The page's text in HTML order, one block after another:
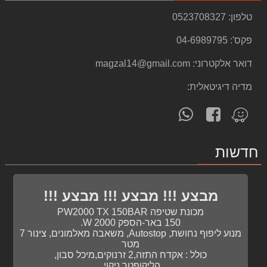
499.00 ₪
699.00 ₪
2,350.00 ₪
מסור פנדל 10" 2000W דגם FME720QS מבית STANLEY FATMAX
2,199.00 ₪
מחסן גינה מקס 14682 כתר KETER
מסור שרשרת "18 (HITACHI CS40EA(45P
טלפון: 0523708327
פקס': 04-6989795
דואר אלקטרוני: magzal14@gmail.com
מדיה דיגיטאלית:
מצא
אותנו
Waze
עקוב
אחרינו
חדשות
מבצע !!! מבצע !!! מבצע !!!
מכונת שטיפה PW2000 TX 150BAR
150 באר-הספק W 2000.
מנוע ליפוף נחושת, Autostop, משאבה מאלמונים, צינור 7
מטר
כולל : אקדח התזה,2 זרנוקים,מיכל סבון,